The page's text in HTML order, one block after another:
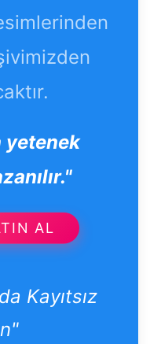
yetenek
AL
Kayıtsız